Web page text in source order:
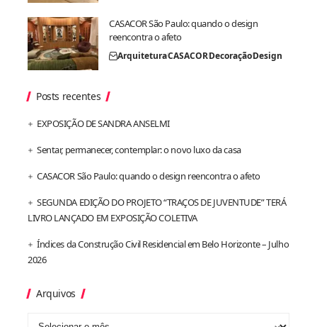
CASACOR São Paulo: quando o design
reencontra o afeto
ArquiteturaCASACORDecoraçãoDesign
Posts recentes
EXPOSIÇÃO DE SANDRA ANSELMI
Sentar, permanecer, contemplar: o novo luxo da casa
CASACOR São Paulo: quando o design reencontra o afeto
SEGUNDA EDIÇÃO DO PROJETO “TRAÇOS DE JUVENTUDE” TERÁ
LIVRO LANÇADO EM EXPOSIÇÃO COLETIVA
Índices da Construção Civil Residencial em Belo Horizonte – Julho
2026
Arquivos